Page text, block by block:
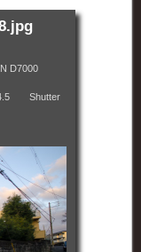
D7000
Shutter